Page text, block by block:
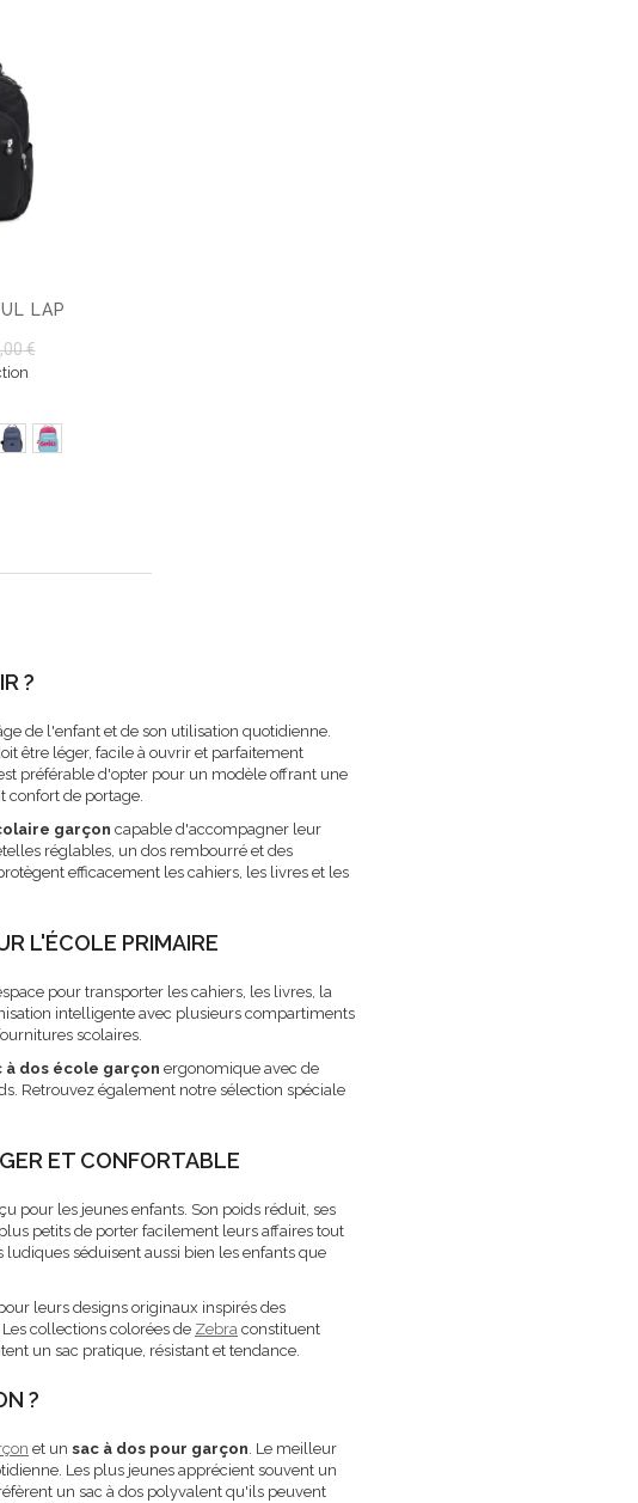
LAP
€
?
de l'enfant et de son utilisation quotidienne.
être léger, facile à ouvrir et parfaitement
préférable d'opter pour un modèle offrant une
confort de portage.
garçon capable d'accompagner leur
réglables, un dos rembourré et des
efficacement les cahiers, les livres et les
L'ÉCOLE PRIMAIRE
pour transporter les cahiers, les livres, la
intelligente avec plusieurs compartiments
scolaires.
à dos école garçon ergonomique avec de
Retrouvez également notre sélection spéciale
ET CONFORTABLE
pour les jeunes enfants. Son poids réduit, ses
petits de porter facilement leurs affaires tout
séduisent aussi bien les enfants que
leurs designs originaux inspirés des
collections colorées de Zebra constituent
un sac pratique, résistant et tendance.
?
et un sac à dos pour garçon. Le meilleur
Les plus jeunes apprécient souvent un
un sac à dos polyvalent qu'ils peuvent